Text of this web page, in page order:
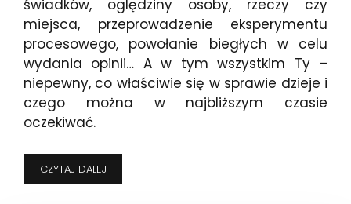
świadków, oględziny osoby, rzeczy czy
miejsca, przeprowadzenie eksperymentu
procesowego, powołanie biegłych w celu
wydania opinii… A w tym wszystkim Ty –
niepewny, co właściwie się w sprawie dzieje i
czego można w najbliższym czasie
oczekiwać.
CZYTAJ DALEJ
SIĘ